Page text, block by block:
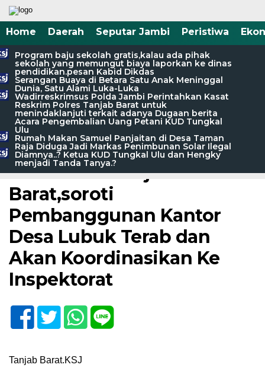
Home Daerah Seputar Jambi Peristiwa
Program baju sekolah gratis,kalau ada pihak
sekolah yang memungut biaya laporkan ke dinas
pendidikan.pesan Kabid Dikdas
Serangan Buaya di Betara Satu Anak Meninggal
Dunia, Satu Alami Luka-Luka
Wadirreskrimsus Polda Jambi Perintahkan Kasat
Reskrim Polres Tanjab Barat untuk
menindaklanjuti terkait adanya Dugaan berita
Acara Pengembalian Uang Petani KUD Tungkal
Ulu
Rumah Makan Samuel Panjaitan di Desa Taman
Raja Diduga Jadi Markas Penimbunan Solar Ilegal
Diamnya..? Ketua KUD Tungkal Ulu dan Hengky
menjadi Tanda Tanya.?
Home / Daerah / Seputar Jambi/
Tanjab Barat
Sabtu, 14 Maret 2026 - 13:46 WIB
Dinas PMD Tanjab
Barat,soroti
Pembanggunan Kantor
Desa Lubuk Terab dan
Akan Koordinasikan Ke
Inspektorat
Tanjab Barat.KSJ